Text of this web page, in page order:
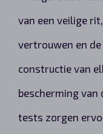
van een veilige
vertrouwen en
constructie van
bescherming van
tests zorgen